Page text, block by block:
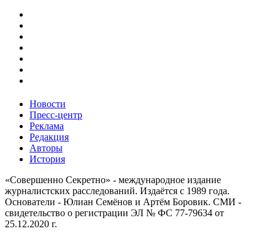
Новости
Пресс-центр
Реклама
Редакция
Авторы
История
«Совершенно Секретно» - международное издание
журналистских расследований. Издаётся с 1989 года.
Основатели - Юлиан Семёнов и Артём Боровик. CМИ -
свидетельство о регистрации ЭЛ № ФС 77-79634 от
25.12.2020 г.